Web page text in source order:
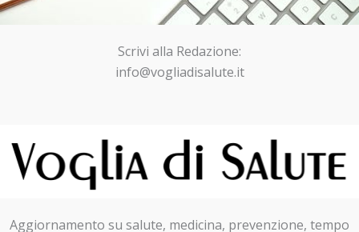
Scrivi alla Redazione:
info@vogliadisalute.it
Aggiornamento su salute, medicina, prevenzione, tempo